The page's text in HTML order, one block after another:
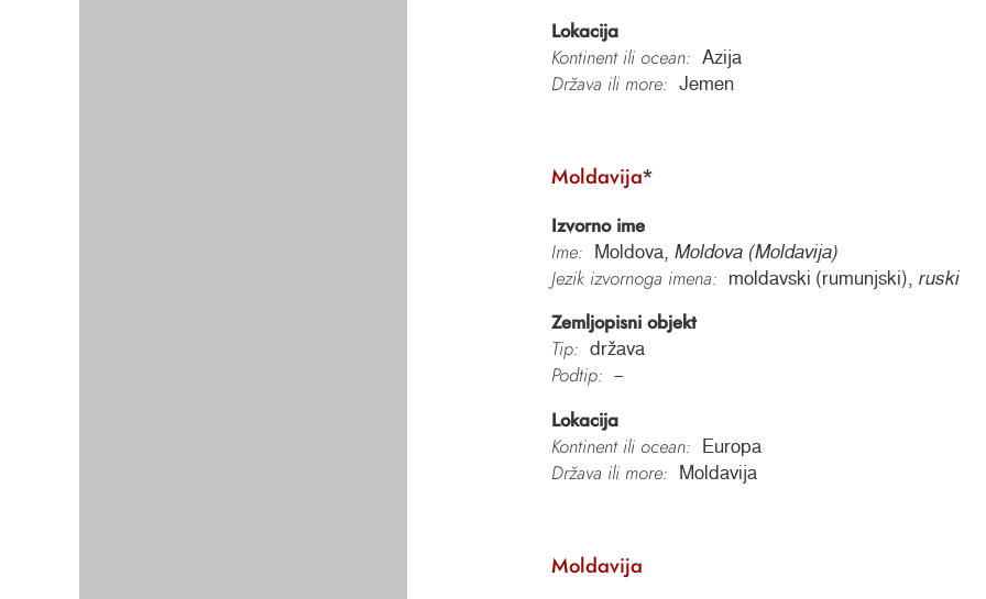
Lokacija
Kontinent ili ocean:
Azija
Država ili more: Jemen
Moldavija*
Izvorno ime
Ime:
Moldova, Moldova (Moldavija)
Jezik izvornoga imena: moldavski (rumunjski), ruski
Zemljopisni objekt
Tip:
država
Podtip: –
Lokacija
Kontinent ili ocean:
Europa
Država ili more: Moldavija
Moldavija